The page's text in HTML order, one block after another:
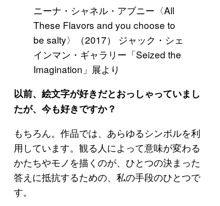
ニーナ・シャネル・アブニー〈All
These Flavors and you choose to
be salty〉（2017） ジャック・シェ
インマン・ギャラリー「Seized the
Imagination」展より
以前、絵文字が好きだとおっしゃっていまし
たが、今も好きですか？
もちろん。作品では、あらゆるシンボルを利
用しています。観る人によって意味が変わる
かたちやモノを描くのが、ひとつの決まった
答えに抵抗するための、私の手段のひとつで
す。